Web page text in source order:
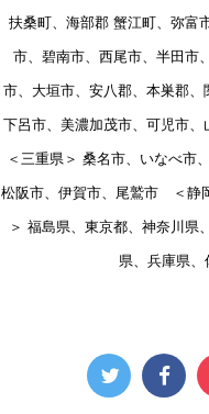
扶桑町、海部郡 蟹江町、弥富
市、碧南市、西尾市、半田市
市、大垣市、安八郡、本巣郡、
下呂市、美濃加茂市、可児市
＜三重県＞ 桑名市、いなべ市
松阪市、伊賀市、尾鷲市 ＜静
＞ 福島県、東京都、神奈川県
県、兵庫県